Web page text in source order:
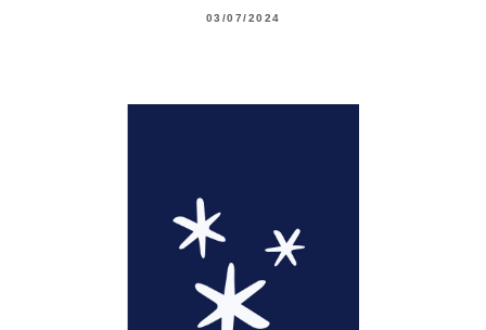
03/07/2024